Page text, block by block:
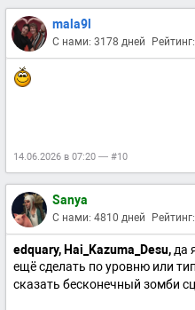
mala9l
С нами: 3178 дней
14.06.2026 в 07:20 — #10
Sanya
С нами: 4810 дней
edquary, Hai_Kazuma_Desu, да
ещё сделать по уровню или
сказать бесконечный зомби